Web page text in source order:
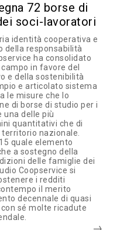
72 borse di
soci-lavoratori
identità cooperativa e
della responsabilità
ha consolidato
in favore del
e della sostenibilità
e articolato sistema
le misure che lo
di borse di studio per i
una delle più
quantitativi che di
nazionale.
quale elemento
a sostegno della
delle famiglie dei
Coopservice si
i redditi
il merito
decennale di quasi
sé molte ricadute